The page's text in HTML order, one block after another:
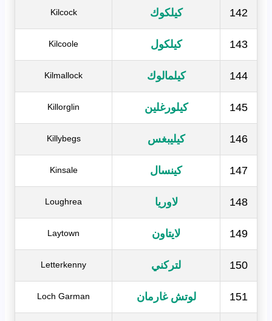
142 كيلكوك Kilcock
143 كيلكول Kilcoole
144 كيلمالوك Kilmallock
145 كيلورغلين Killorglin
146 كيليبغس Killybegs
147 كينسال Kinsale
148 لاوريا Loughrea
149 لايتاون Laytown
150 لتركني Letterkenny
151 لوتش غارمان Loch Garman